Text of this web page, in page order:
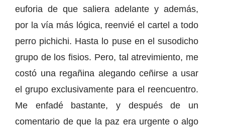
euforia de que saliera adelante y además,
por la vía más lógica, reenvié el cartel a todo
perro pichichi. Hasta lo puse en el susodicho
grupo de los fisios. Pero, tal atrevimiento, me
costó una regañina alegando ceñirse a usar
el grupo exclusivamente para el reencuentro.
Me enfadé bastante, y después de un
comentario de que la paz era urgente o algo